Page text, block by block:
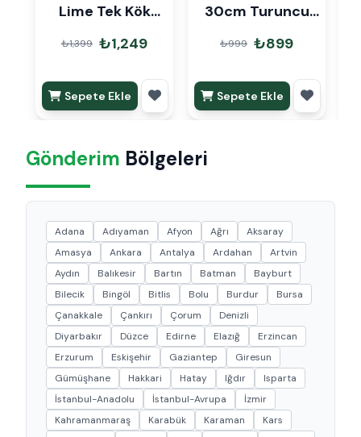
Lime Tek Kök
Hediye Paketli
₺1,399 ₺1,249
Sepete Ekle
30cm Turuncu
Hediye Paketli
₺999 ₺899
Sepete Ekle
Gönderim Bölgeleri
Adana Adıyaman Afyon Ağrı
Aksaray
Amasya
Ankara Antalya Ardahan
Artvin
Aydın
Balıkesir Bartın Batman
Bayburt
Bilecik
Bingöl Bitlis Bolu Burdur
Bursa
Çanakkale
Çankırı Çorum
Denizli
Diyarbakır
Düzce Edirne Elazığ
Erzincan
Erzurum
Eskişehir Gaziantep
Giresun
Gümüşhane
Hakkari Hatay Iğdır
Isparta
İstanbul-Anadolu
İstanbul-Avrupa
İzmir
Kahramanmaraş
Karabük Karaman
Kars